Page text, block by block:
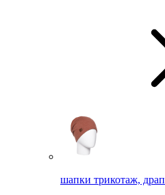
шапки трикотаж, драп